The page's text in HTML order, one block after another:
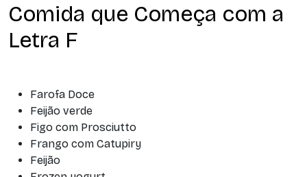
Comida que Começa com a
Letra F
Farofa Doce
Feijão verde
Figo com Prosciutto
Frango com Catupiry
Feijão